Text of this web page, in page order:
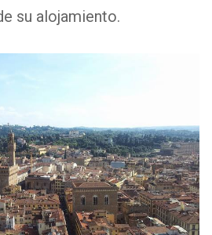
su alojamiento.